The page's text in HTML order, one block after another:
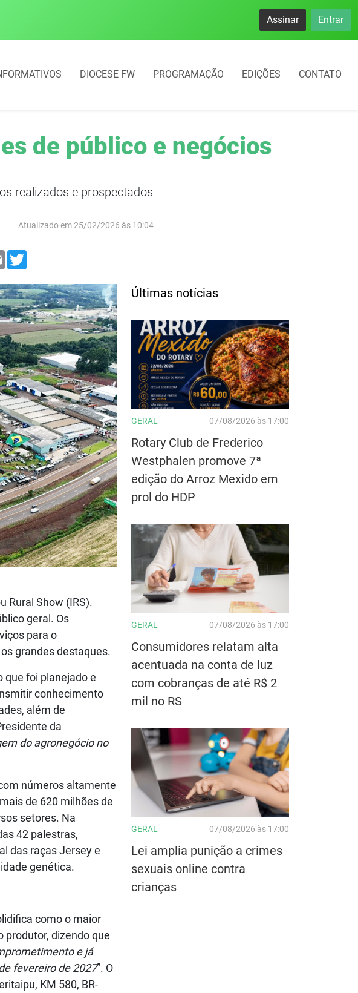
Cobrança do estacionamento rotativo começará em 10 dias em Frederico
Assinar Entrar
DIOCESE FW PROGRAMAÇÃO EDIÇÕES CONTATO
de público e negócios
realizados e prospectados
Atualizado em 25/02/2026 às 10:04
Email
Rural Show (IRS).
geral. Os
para o
grandes destaques.
que foi planejado e
conhecimento
além de
da
do agronegócio no
números altamente
de 620 milhões de
setores. Na
42 palestras,
das raças Jersey e
genética.
como o maior
produtor, dizendo que
e já
fevereiro de 2027”. O
KM 580, BR-
Últimas notícias
GERAL 07/08/2026 às 17:00
Rotary Club de Frederico
Westphalen promove 7ª
edição do Arroz Mexido em
prol do HDP
GERAL 07/08/2026 às 17:00
Consumidores relatam alta
acentuada na conta de luz
com cobranças de até R$ 2
mil no RS
GERAL 07/08/2026 às 17:00
Lei amplia punição a crimes
sexuais online contra
crianças